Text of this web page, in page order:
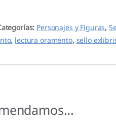
Personajes y Figuras,
, lectura oramento, sello